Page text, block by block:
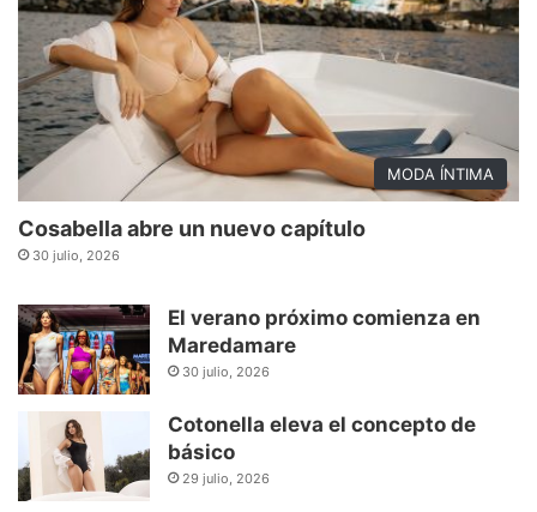
MODA ÍNTIMA
Cosabella abre un nuevo capítulo
30 julio, 2026
El verano próximo comienza en
Maredamare
30 julio, 2026
Cotonella eleva el concepto de
básico
29 julio, 2026